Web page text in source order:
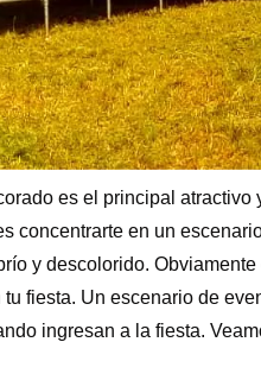
es el principal
concentrarte en un
y descolorido.
fiesta. Un escenario de
ingresan a la fiesta.